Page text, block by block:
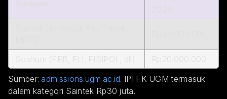
Sumber: admissions.ugm.ac.id. IPI FK UGM termasuk
dalam kategori Saintek Rp30 juta.